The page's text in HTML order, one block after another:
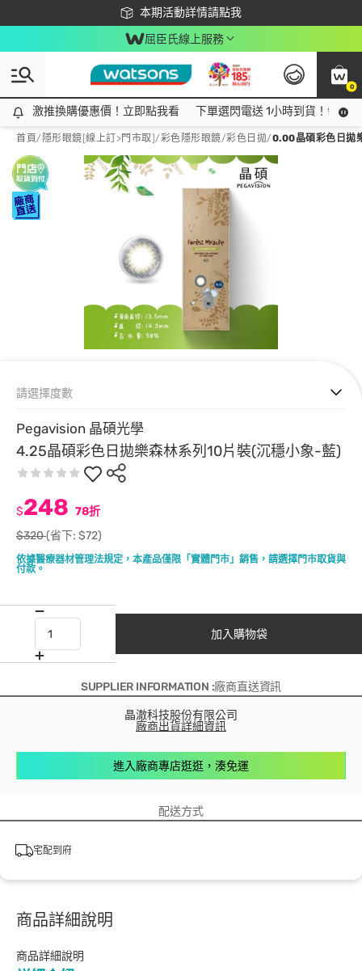
本期活動詳情請點我
下載app最高回饋$350
屈臣氏線上服務
0
激推換購優惠價！立即點我看
激推換購優惠價！立即點我看 下單選閃電送 1小時到貨！領神
首頁/ 隱形眼鏡[線上訂>門市取]/彩色隱形眼鏡/彩色日拋/0.00晶碩彩色日拋
Pegavision 晶碩光學
4.25晶碩彩色日拋樂森林系列10片裝(沉穩小象-藍)
依據醫療器材管理法規定，本產品僅限「實體門市」銷售，請選擇門市取貨與
付款。
$248 78折
$320(省下: $72)
請選擇度數
加入購物袋
SUPPLIER INFORMATION :廠商直送資訊
晶澈科技股份有限公司
廠商出貨詳細資訊
進入廠商專店逛逛，湊免運
配送方式
宅配到府
商品詳細說明
商品詳細說明